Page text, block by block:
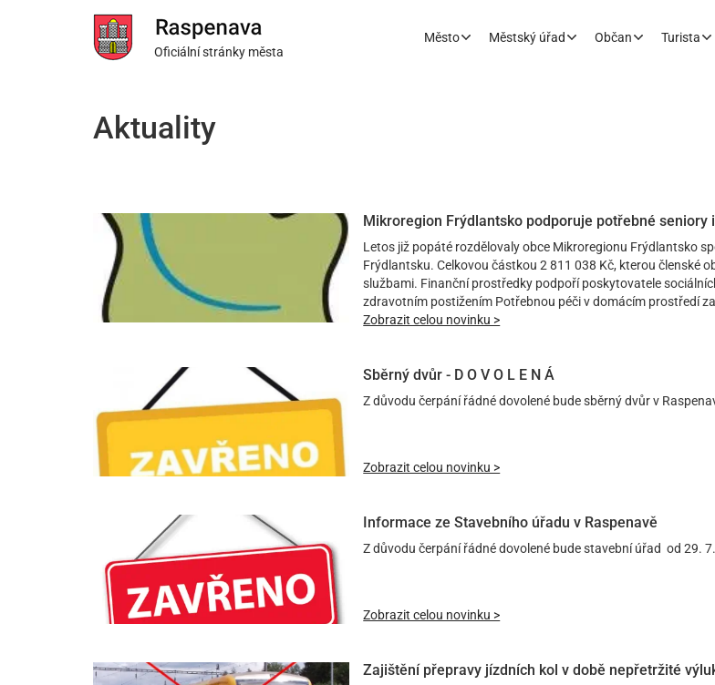
Oficiální stránky města
Město Městský úřad Občan Turista
Aktuality
Mikroregion Frýdlantsko podporuje potřebné seniory
Letos již popáté rozdělovaly obce Mikroregionu Frýdlantsko
Frýdlantsku. Celkovou částkou 2 811 038 Kč, kterou členské
službami. Finanční prostředky podpoří poskytovatele
zdravotním postižením Potřebnou péči v domácím prostředí
Zobrazit celou novinku >
Sběrný dvůr - D O V O L E N Á
Z důvodu čerpání řádné dovolené bude sběrný dvůr v
Zobrazit celou novinku >
Informace ze Stavebního úřadu v Raspenavě
Z důvodu čerpání řádné dovolené bude stavební úřad od 29. 7.
Zobrazit celou novinku >
Zajištění přepravy jízdních kol v době nepřetržité